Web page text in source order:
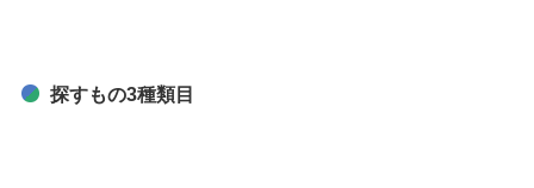
探すもの3種類目